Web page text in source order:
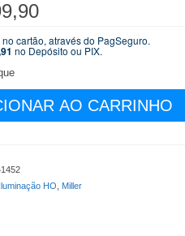
no cartão, através do PagSeguro.
no Depósito ou PIX.
AO CARRINHO
Iluminação HO Miller